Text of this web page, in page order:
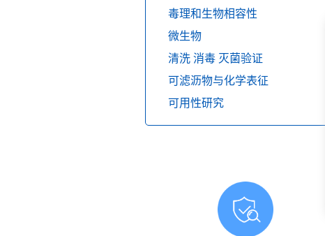
毒理和生物相容性
微生物
清洗 消毒 灭菌验证
可滤沥物与化学表征
可用性研究